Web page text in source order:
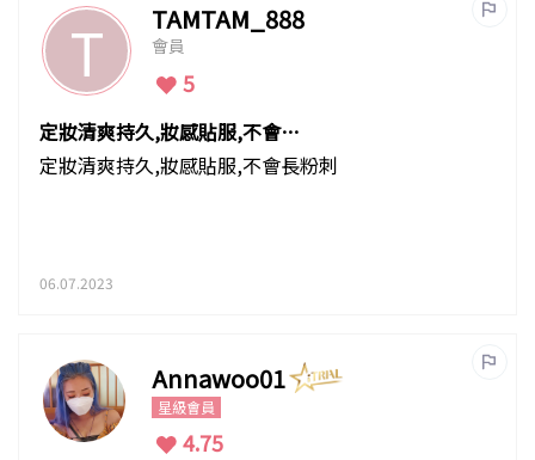
T TAMTAM_888
會員
5
定妝清爽持久,妝感貼服,不會長
粉刺
定妝清爽持久,妝感貼服,不會長粉刺
06.07.2023
Annawoo01
星級會員
4.75